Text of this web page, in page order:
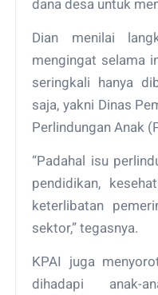
dana desa untuk
Dian menilai
mengingat selama
seringkali hanya
saja, yakni Dinas
Perlindungan Anak
“Padahal isu
pendidikan,
keterlibatan
sektor,” tegasnya.
KPAI juga
dihadapi anak-